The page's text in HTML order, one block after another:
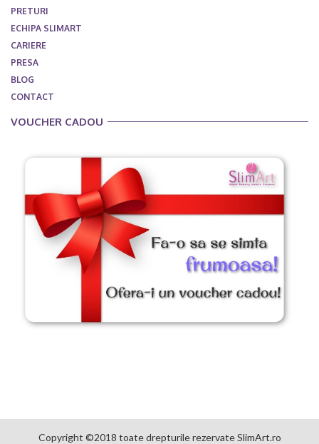
PRETURI
ECHIPA SLIMART
CARIERE
PRESA
BLOG
CONTACT
VOUCHER CADOU
Copyright ©2018 toate drepturile rezervate SlimArt.ro